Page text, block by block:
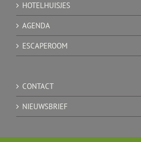
HOTELHUISJES
AGENDA
ESCAPEROOM
CONTACT
NIEUWSBRIEF